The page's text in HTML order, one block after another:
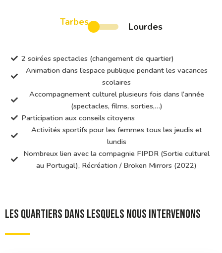
Tarbes Lourdes
2 soirées spectacles (changement de quartier)
Animation dans l’espace publique pendant les vacances
scolaires
Accompagnement culturel plusieurs fois dans l’année
(spectacles, films, sorties,…)
Participation aux conseils citoyens
Activités sportifs pour les femmes tous les jeudis et
lundis
Nombreux lien avec la compagnie FIPDR (Sortie culturel
au Portugal), Récréation / Broken Mirrors (2022)
LES QUARTIERS DANS LESQUELS NOUS INTERVENONS